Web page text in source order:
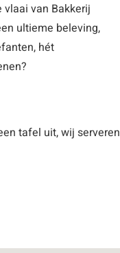
van Bakkerij
ultieme beleving,
hét
tafel uit, wij serveren